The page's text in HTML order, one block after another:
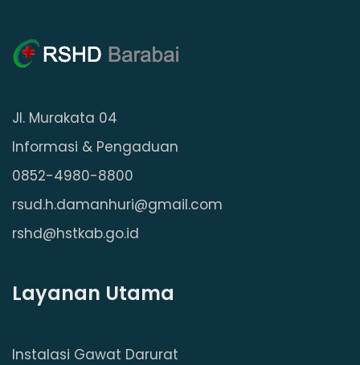
Jl. Murakata 04
Informasi & Pengaduan
0852-4980-8800
rsud.h.damanhuri@gmail.com
rshd@hstkab.go.id
Layanan Utama
Instalasi Gawat Darurat